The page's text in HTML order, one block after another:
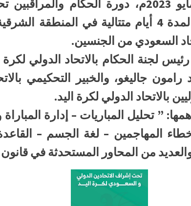
تنطلق غداً الخميس الموافق 25 مايو 2023م،
السعودي من الجنسين.
لجنة الحكام بالاتحاد الدولي
رامون جاليغو، والخبير التحكيمي
بالاتحاد الدولي لكرة اليد.
” تحليل المباريات – إدارة المباراة
أمتار مقابل أخطاء المهاجمين – لغة الجسم –
والعديد من المحاور المستحدثة في